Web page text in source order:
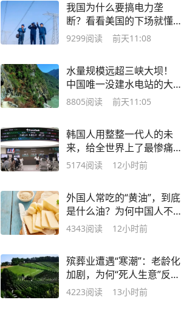
我国为什么要搞电力垄
断？看看美国的下场就懂
了
9299阅读 前天11:08
水量规模远超三峡大坝！
中国唯一没建水电站的大
河，为何要空置？
8805阅读 前天11:05
韩国人用整整一代人的未
来，给全世界上了最惨痛
的一课
5174阅读 12小时前
外国人常吃的“黄油”，到底
是什么油？为何中国人不
爱吃黄油？
4343阅读 12小时前
殡葬业遭遇“寒潮”：老龄化
加剧，为何“死人生意”反而
亏钱了？
4223阅读 13小时前